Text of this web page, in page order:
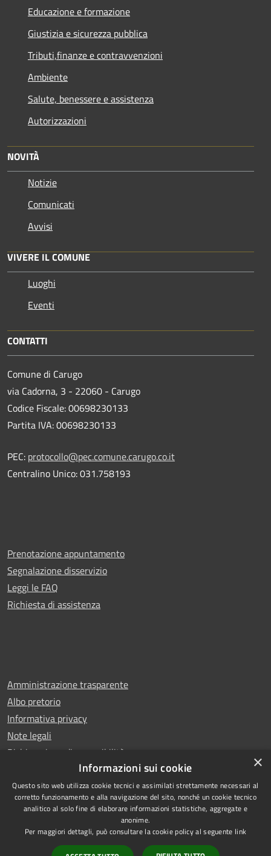
Educazione e formazione
Giustizia e sicurezza pubblica
Tributi,finanze e contravvenzioni
Ambiente
Salute, benessere e assistenza
Autorizzazioni
NOVITÀ
Notizie
Comunicati
Avvisi
VIVERE IL COMUNE
Luoghi
Eventi
CONTATTI
Comune di Carugo
via Cadorna, 3 - 22060 - Carugo
Codice Fiscale: 00698230133
Partita IVA: 00698230133
PEC: protocollo@pec.comune.carugo.co.it
Centralino Unico: 031.758193
Prenotazione appuntamento
Segnalazione disservizio
Leggi le FAQ
Richiesta di assistenza
Amministrazione trasparente
Albo pretorio
Informativa privacy
Note legali
Dichiarazione di accessibilità
RSS
Accessibilità
Copyright © 2026 • Comune di
Carugo • Powered by
Municipium•Accesso
×
Informazioni sui cookie
Questo sito web utilizza cookie tecnici e assimilati strettamente necessari al
corretto funzionamento e alla navigazione del sito, nonché un cookie tecnico
analitico al solo fine di elaborare informazioni statistiche, aggregate e
anonime.
Per maggiori dettagli, può consultare la cookie policy al seguente link